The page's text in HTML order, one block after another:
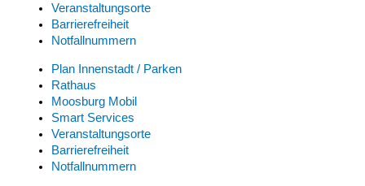
Veranstaltungsorte
Barrierefreiheit
Notfallnummern
Plan Innenstadt / Parken
Rathaus
Moosburg Mobil
Smart Services
Veranstaltungsorte
Barrierefreiheit
Notfallnummern